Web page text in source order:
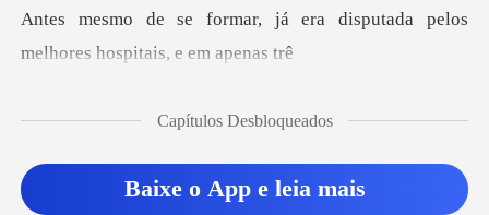
Baixar App
era disputada pelos
melhore
Capítulos Desbloqueados
Baixe o App e leia mais